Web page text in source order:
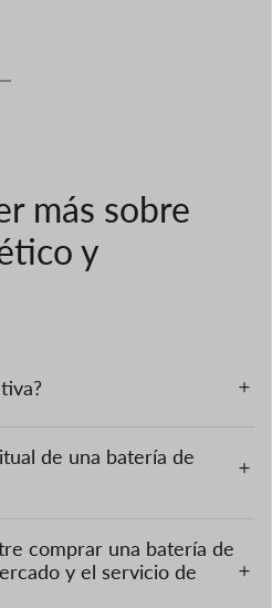
más sobre
y
de una batería de
comprar una batería de
y el servicio de